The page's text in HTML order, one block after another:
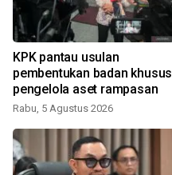
KPK pantau usulan
pembentukan badan khusus
pengelola aset rampasan
Rabu, 5 Agustus 2026